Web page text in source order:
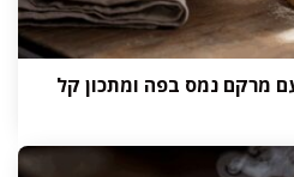
מרקם נמס בפה ומתכון קל